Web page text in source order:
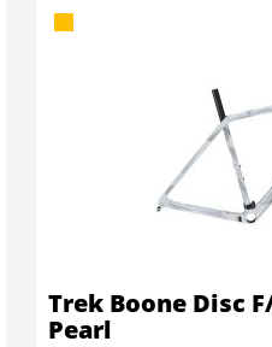
Trek Boone Disc
Pearl